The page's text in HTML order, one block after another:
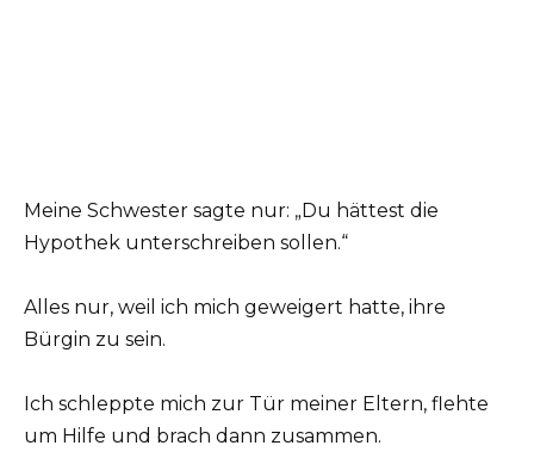
Meine Schwester sagte nur: „Du hättest die
Hypothek unterschreiben sollen.“
Alles nur, weil ich mich geweigert hatte, ihre
Bürgin zu sein.
Ich schleppte mich zur Tür meiner Eltern, flehte
um Hilfe und brach dann zusammen.